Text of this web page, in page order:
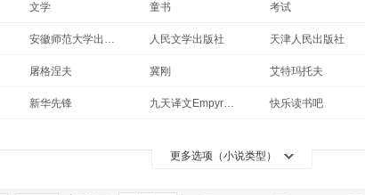
文学 童书 考试
建筑 动漫/幽默 历史
安徽师范大学出版社 人民文学出版社 天津人民出版社
商务印书馆 中央编译出版社
花城出版社
屠格涅夫 冀刚 艾特玛托夫
吴笛 张捷
新华先锋 九天译文Empyrean Translation 快乐读书吧
更多选项（小说类型）